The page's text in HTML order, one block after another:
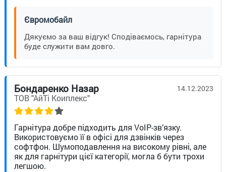
Євромобайл
Дякуємо за ваш відгук! Сподіваємось, гарнітура
буде служити вам довго.
Бондаренко Назар
ТОВ "АйТі Коиплекс"
14.12.2023
Гарнітура добре підходить для VoIP-зв’язку.
Використовуємо її в офісі для дзвінків через
софтфон. Шумоподавлення на високому рівні, але
як для гарнітури цієї категорії, могла б бути трохи
легшою.